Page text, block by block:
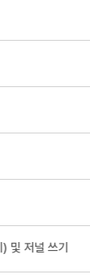
및 저널 쓰기